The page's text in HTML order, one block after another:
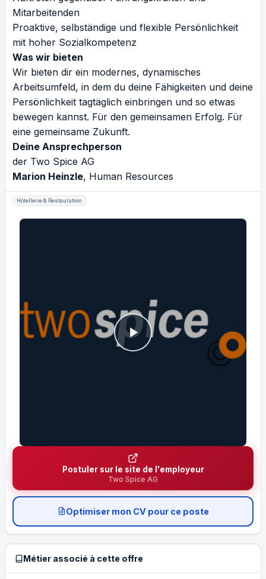
Mitarbeitenden
Proaktive, selbständige und flexible Persönlichkeit
mit hoher Sozialkompetenz
Was wir bieten
Wir bieten dir ein modernes, dynamisches
Arbeitsumfeld, in dem du deine Fähigkeiten und deine
Persönlichkeit tagtäglich einbringen und so etwas
bewegen kannst. Für den gemeinsamen Erfolg. Für
eine gemeinsame Zukunft.
Deine Ansprechperson
der Two Spice AG
Marion Heinzle, Human Resources
Hôtellerie & Restauration
Postuler sur le site de l'employeur
Two Spice AG
Optimiser mon CV pour ce poste
Métier associé à cette offre